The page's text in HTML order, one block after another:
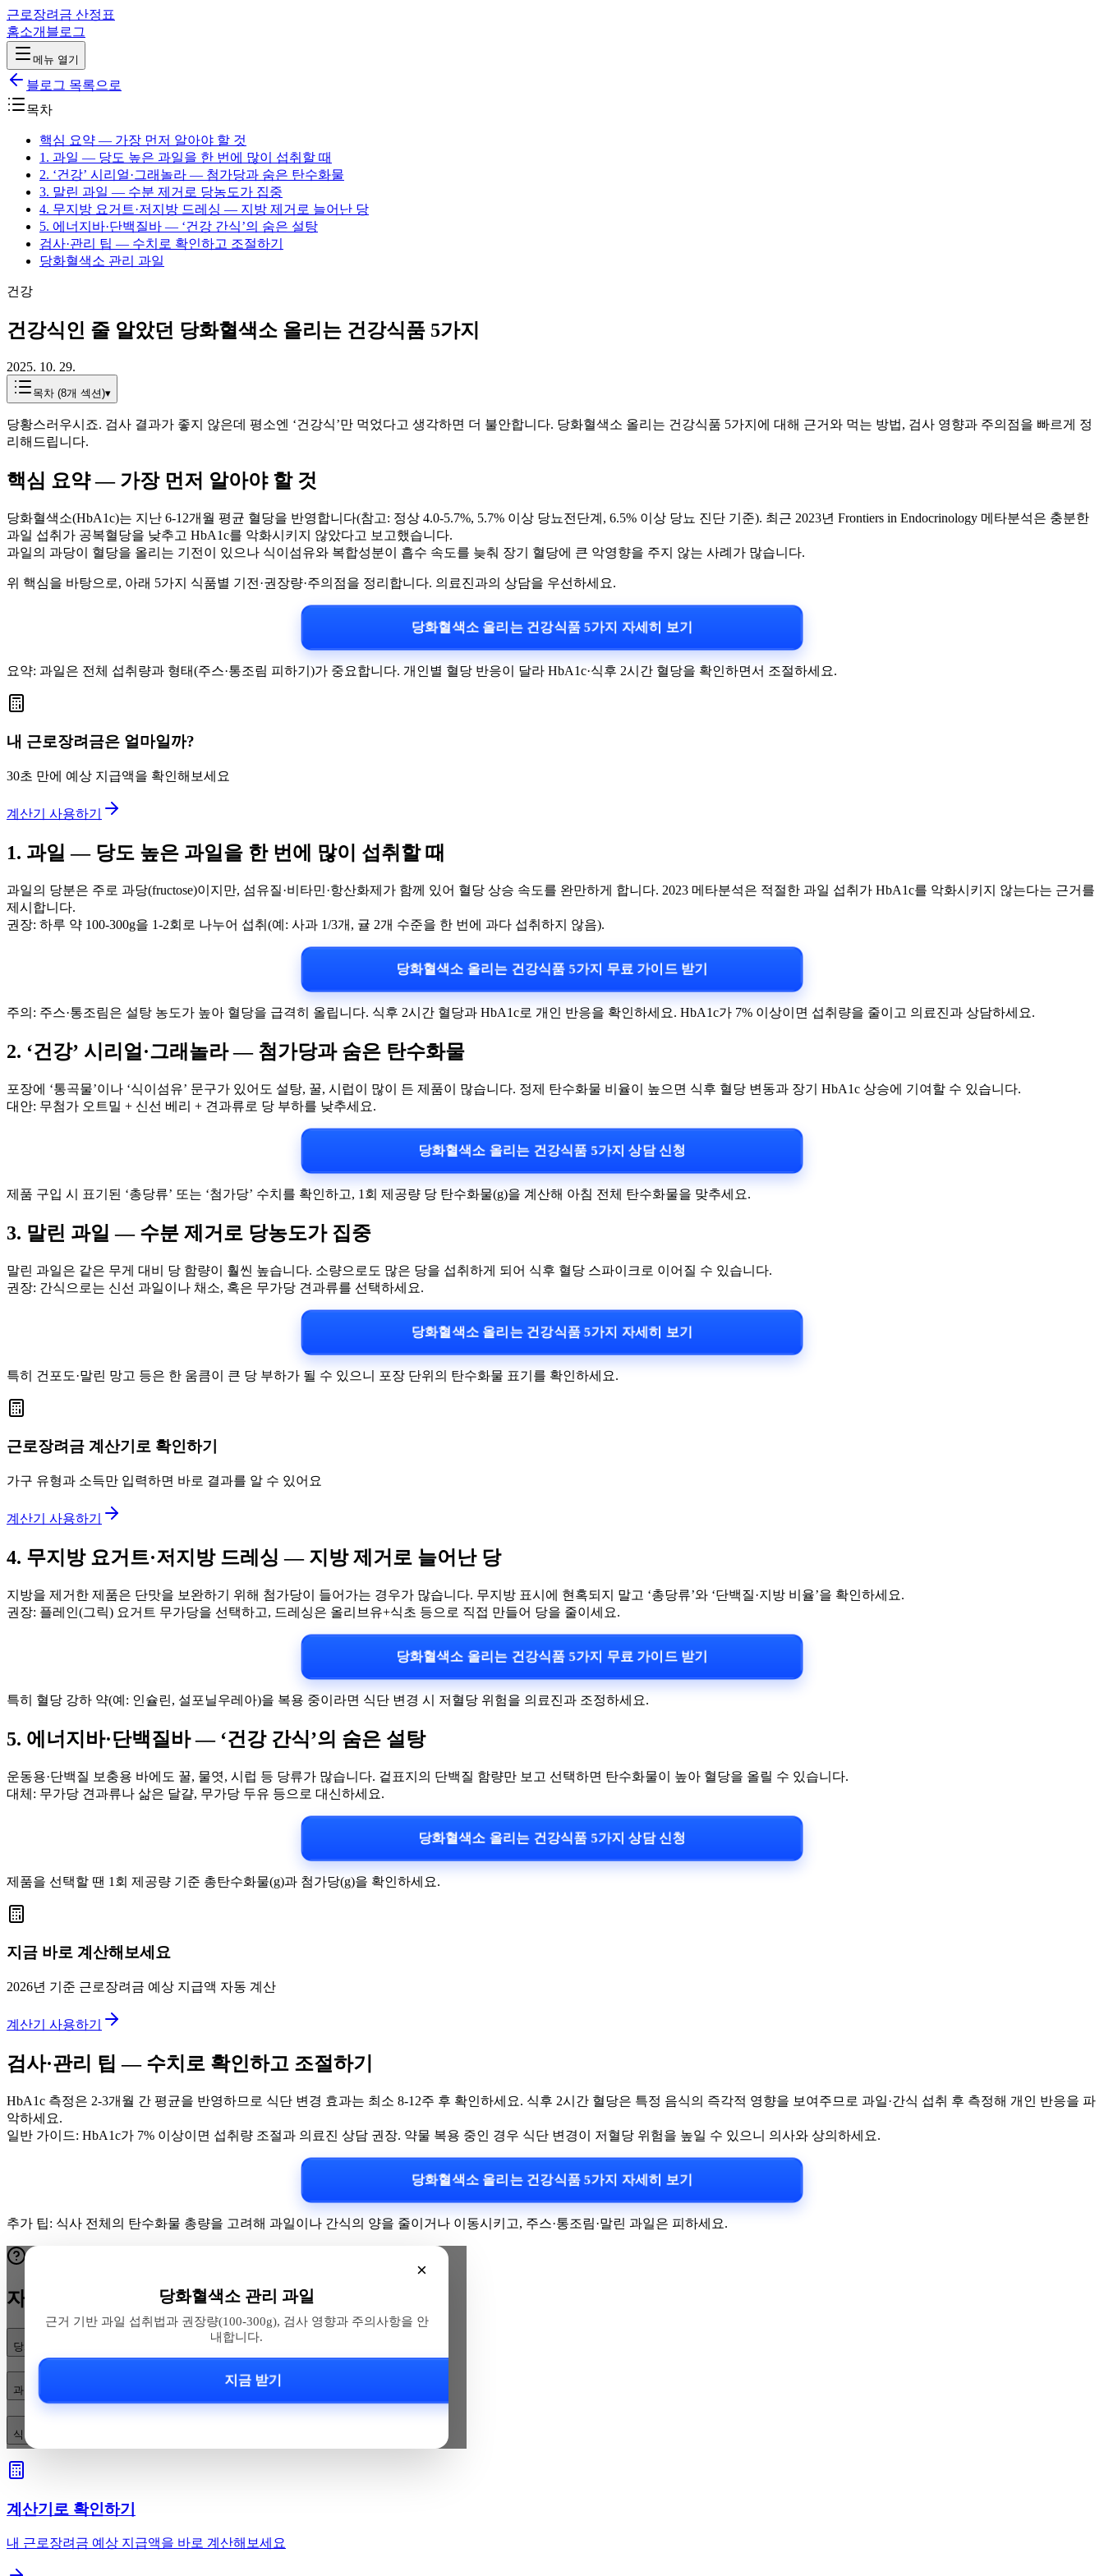
근로장려금 산정표
홈소개 블로그
메뉴 열기
블로그 목록으로
목차
핵심 요약 — 가장 먼저 알아야 할 것
1. 과일 — 당도 높은 과일을 한 번에 많이 섭취할 때
2. ‘건강’ 시리얼·그래놀라 — 첨가당과 숨은 탄수화물
3. 말린 과일 — 수분 제거로 당농도가 집중
4. 무지방 요거트·저지방 드레싱 — 지방 제거로 늘어난 당
5. 에너지바·단백질바 — ‘건강 간식’의 숨은 설탕
검사·관리 팁 — 수치로 확인하고 조절하기
당화혈색소 관리 과일
건강
건강식인 줄 알았던 당화혈색소 올리는 건강식품 5가지
2025. 10. 29.
목차 (8개 섹션)▾
당황스러우시죠. 검사 결과가 좋지 않은데 평소엔 ‘건강식’만 먹었다고 생각하면 더 불안합니다. 당화혈색소 올리는 건강식품 5가지에 대해 근거와 먹는 방법, 검사 영향과 주의점을 빠르게 정
리해드립니다.
핵심 요약 — 가장 먼저 알아야 할 것
당화혈색소(HbA1c)는 지난 6-12개월 평균 혈당을 반영합니다(참고: 정상 4.0-5.7%, 5.7% 이상 당뇨전단계, 6.5% 이상 당뇨 진단 기준). 최근 2023년 Frontiers in Endocrinology 메타분석은 충분한
과일 섭취가 공복혈당을 낮추고 HbA1c를 악화시키지 않았다고 보고했습니다.
과일의 과당이 혈당을 올리는 기전이 있으나 식이섬유와 복합성분이 흡수 속도를 늦춰 장기 혈당에 큰 악영향을 주지 않는 사례가 많습니다.
위 핵심을 바탕으로, 아래 5가지 식품별 기전·권장량·주의점을 정리합니다. 의료진과의 상담을 우선하세요.
당화혈색소 올리는 건강식품 5가지 자세히 보기
요약: 과일은 전체 섭취량과 형태(주스·통조림 피하기)가 중요합니다. 개인별 혈당 반응이 달라 HbA1c·식후 2시간 혈당을 확인하면서 조절하세요.
내 근로장려금은 얼마일까?
30초 만에 예상 지급액을 확인해보세요
계산기 사용하기
1. 과일 — 당도 높은 과일을 한 번에 많이 섭취할 때
과일의 당분은 주로 과당(fructose)이지만, 섬유질·비타민·항산화제가 함께 있어 혈당 상승 속도를 완만하게 합니다. 2023 메타분석은 적절한 과일 섭취가 HbA1c를 악화시키지 않는다는 근거를
제시합니다.
권장: 하루 약 100-300g을 1-2회로 나누어 섭취(예: 사과 1/3개, 귤 2개 수준을 한 번에 과다 섭취하지 않음).
당화혈색소 올리는 건강식품 5가지 무료 가이드 받기
주의: 주스·통조림은 설탕 농도가 높아 혈당을 급격히 올립니다. 식후 2시간 혈당과 HbA1c로 개인 반응을 확인하세요. HbA1c가 7% 이상이면 섭취량을 줄이고 의료진과 상담하세요.
2. ‘건강’ 시리얼·그래놀라 — 첨가당과 숨은 탄수화물
포장에 ‘통곡물’이나 ‘식이섬유’ 문구가 있어도 설탕, 꿀, 시럽이 많이 든 제품이 많습니다. 정제 탄수화물 비율이 높으면 식후 혈당 변동과 장기 HbA1c 상승에 기여할 수 있습니다.
대안: 무첨가 오트밀 + 신선 베리 + 견과류로 당 부하를 낮추세요.
당화혈색소 올리는 건강식품 5가지 상담 신청
제품 구입 시 표기된 ‘총당류’ 또는 ‘첨가당’ 수치를 확인하고, 1회 제공량 당 탄수화물(g)을 계산해 아침 전체 탄수화물을 맞추세요.
3. 말린 과일 — 수분 제거로 당농도가 집중
말린 과일은 같은 무게 대비 당 함량이 훨씬 높습니다. 소량으로도 많은 당을 섭취하게 되어 식후 혈당 스파이크로 이어질 수 있습니다.
권장: 간식으로는 신선 과일이나 채소, 혹은 무가당 견과류를 선택하세요.
당화혈색소 올리는 건강식품 5가지 자세히 보기
특히 건포도·말린 망고 등은 한 움큼이 큰 당 부하가 될 수 있으니 포장 단위의 탄수화물 표기를 확인하세요.
근로장려금 계산기로 확인하기
가구 유형과 소득만 입력하면 바로 결과를 알 수 있어요
계산기 사용하기
4. 무지방 요거트·저지방 드레싱 — 지방 제거로 늘어난 당
지방을 제거한 제품은 단맛을 보완하기 위해 첨가당이 들어가는 경우가 많습니다. 무지방 표시에 현혹되지 말고 ‘총당류’와 ‘단백질·지방 비율’을 확인하세요.
권장: 플레인(그릭) 요거트 무가당을 선택하고, 드레싱은 올리브유+식초 등으로 직접 만들어 당을 줄이세요.
당화혈색소 올리는 건강식품 5가지 무료 가이드 받기
특히 혈당 강하 약(예: 인슐린, 설포닐우레아)을 복용 중이라면 식단 변경 시 저혈당 위험을 의료진과 조정하세요.
5. 에너지바·단백질바 — ‘건강 간식’의 숨은 설탕
운동용·단백질 보충용 바에도 꿀, 물엿, 시럽 등 당류가 많습니다. 겉표지의 단백질 함량만 보고 선택하면 탄수화물이 높아 혈당을 올릴 수 있습니다.
대체: 무가당 견과류나 삶은 달걀, 무가당 두유 등으로 대신하세요.
당화혈색소 올리는 건강식품 5가지 상담 신청
제품을 선택할 땐 1회 제공량 기준 총탄수화물(g)과 첨가당(g)을 확인하세요.
지금 바로 계산해보세요
2026년 기준 근로장려금 예상 지급액 자동 계산
계산기 사용하기
검사·관리 팁 — 수치로 확인하고 조절하기
HbA1c 측정은 2-3개월 간 평균을 반영하므로 식단 변경 효과는 최소 8-12주 후 확인하세요. 식후 2시간 혈당은 특정 음식의 즉각적 영향을 보여주므로 과일·간식 섭취 후 측정해 개인 반응을 파
악하세요.
일반 가이드: HbA1c가 7% 이상이면 섭취량 조절과 의료진 상담 권장. 약물 복용 중인 경우 식단 변경이 저혈당 위험을 높일 수 있으니 의사와 상의하세요.
당화혈색소 올리는 건강식품 5가지 자세히 보기
추가 팁: 식사 전체의 탄수화물 총량을 고려해 과일이나 간식의 양을 줄이거나 이동시키고, 주스·통조림·말린 과일은 피하세요.
×
당화혈색소 관리 과일
근거 기반 과일 섭취법과 권장량(100-300g), 검사 영향과 주의사항을 안
내합니다.
지금 받기
자주 묻는 질문
당화혈색소(HbA1c)를 올릴 수 있는 건강식품 에는 어떤 것들이 있나요?
과일을 먹으면 HbA1c가 무조건 올라가나요? 안전한 섭취법은?
식단을 바꿨을 때 HbA1c와 검사 결과는 언제 확인해야 하나요? 주의할 점은?
계산기로 확인하기
내 근로장려금 예상 지급액을 바로 계산해보세요